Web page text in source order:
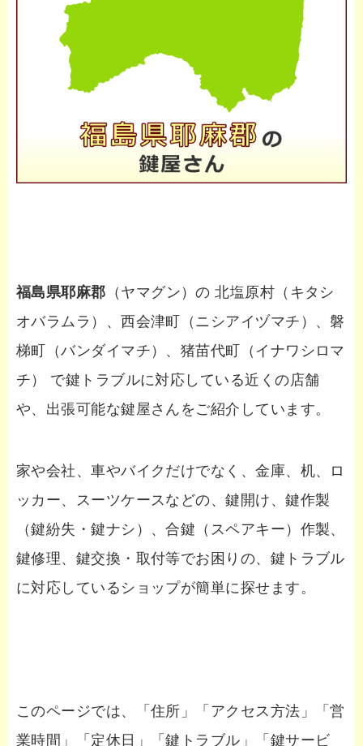
福島県耶麻郡 （ヤマグン）の 北塩原村（キタシ
オバラムラ）、西会津町（ニシアイヅマチ）、磐
梯町（バンダイマチ）、猪苗代町（イナワシロマ
チ） で鍵トラブルに対応している近くの店舗
や、出張可能な鍵屋さんをご紹介しています。
家や会社、車やバイクだけでなく、金庫、机、ロ
ッカー、スーツケースなどの、鍵開け、鍵作製
（鍵紛失・鍵ナシ）、合鍵（スペアキー）作製、
鍵修理、鍵交換・取付等でお困りの、鍵トラブル
に対応しているショップが簡単に探せます。
このページでは、「住所」「アクセス方法」「営
業時間」「定休日」「鍵トラブル」「鍵サービ